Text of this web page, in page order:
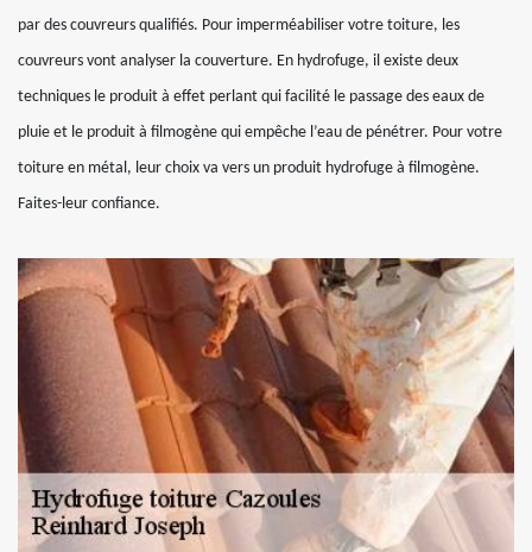
par des couvreurs qualifiés. Pour imperméabiliser votre toiture, les
couvreurs vont analyser la couverture. En hydrofuge, il existe deux
techniques le produit à effet perlant qui facilité le passage des eaux de
pluie et le produit à filmogène qui empêche l’eau de pénétrer. Pour votre
toiture en métal, leur choix va vers un produit hydrofuge à filmogène.
Faites-leur confiance.